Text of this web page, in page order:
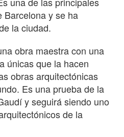
Barcelona y se ha
la ciudad.
obra maestra con una
únicas que la hacen
obras arquitectónicas
Es una prueba de la
y seguirá siendo uno
de la